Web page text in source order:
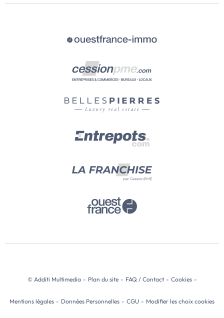
© Additi Multimedia - Plan du site - FAQ / Contact - Cookies -
Mentions légales - Données Personnelles - CGU - Modifier les choix cookies